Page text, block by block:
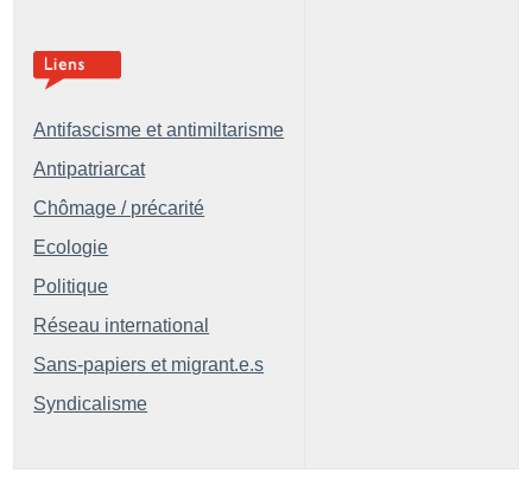
Antifascisme et antimiltarisme
Antipatriarcat
Chômage / précarité
Ecologie
Politique
Réseau international
Sans-papiers et migrant.e.s
Syndicalisme